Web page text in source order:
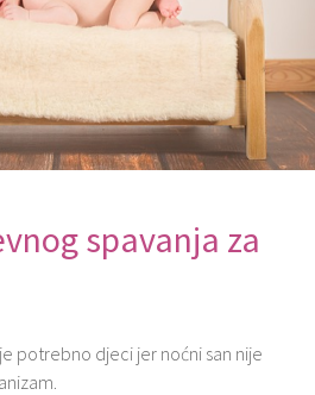
spavanja za
potrebno djeci jer noćni san nije